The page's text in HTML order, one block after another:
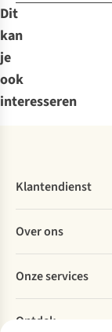
Dit
kan
je
ook
interesseren
Klantendienst
Bestellen
Betalen
Levering
Retourneren
Bestelling herroepen
Over ons
Explore More
Verantwoord
Over Ayacucho
Onze services
Ontdek